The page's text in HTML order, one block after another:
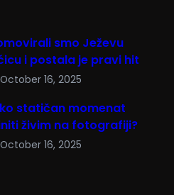
smo Ježevu
i postala je pravi hit
October 16, 2025
statičan momenat
živim na fotografiji?
October 16, 2025